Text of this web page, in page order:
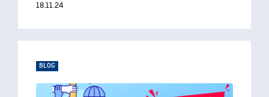
18.11.24
BLOG